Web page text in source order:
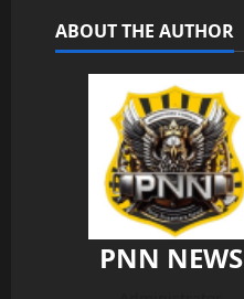
ABOUT THE AUTHOR
PNN NEWS